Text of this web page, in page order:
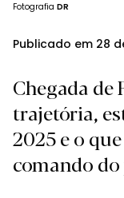
Fotografia DR
Publicado em 28
Chegada de
trajetória,
2025 e o
comando